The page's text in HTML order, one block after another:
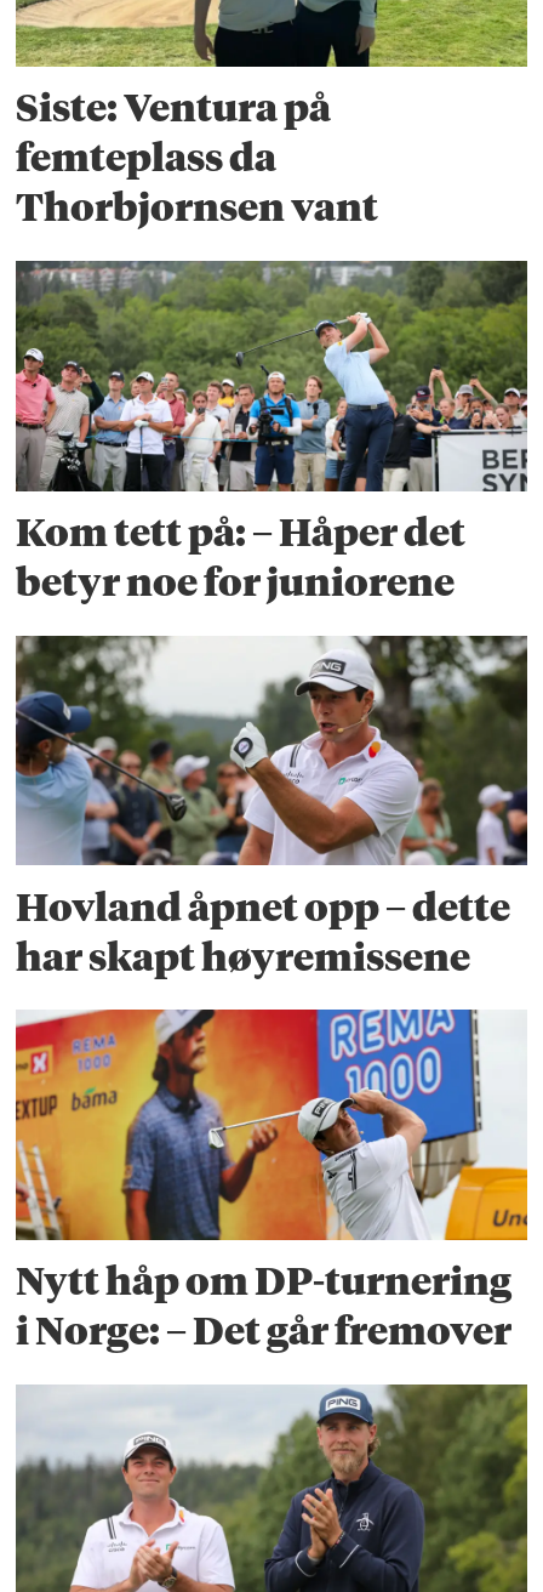
Siste: Ventura på
femteplass da
Thorbjornsen vant
Kom tett på: – Håper det
betyr noe for juniorene
Hovland åpnet opp – dette
har skapt høyremissene
Nytt håp om DP-turnering
i Norge: – Det går fremover